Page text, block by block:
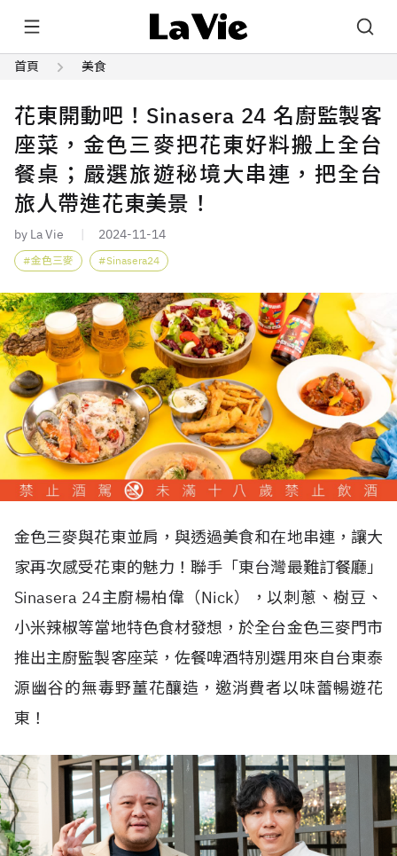
首頁 美食
花東開動吧！Sinasera 24 名廚監製客
座菜，金色三麥把花東好料搬上全台
餐桌；嚴選旅遊秘境大串連，把全台
旅人帶進花東美景！
by La Vie 2024-11-14
金色三麥 Sinasera24
金色三麥與花東並肩，與透過美食和在地串連，讓大
家再次感受花東的魅力！聯手「東台灣最難訂餐廳」
Sinasera 24主廚楊柏偉（Nick），以刺蔥、樹豆、
小米辣椒等當地特色食材發想，於全台金色三麥門市
推出主廚監製客座菜，佐餐啤酒特別選用來自台東泰
源幽谷的無毒野薑花釀造，邀消費者以味蕾暢遊花
東！